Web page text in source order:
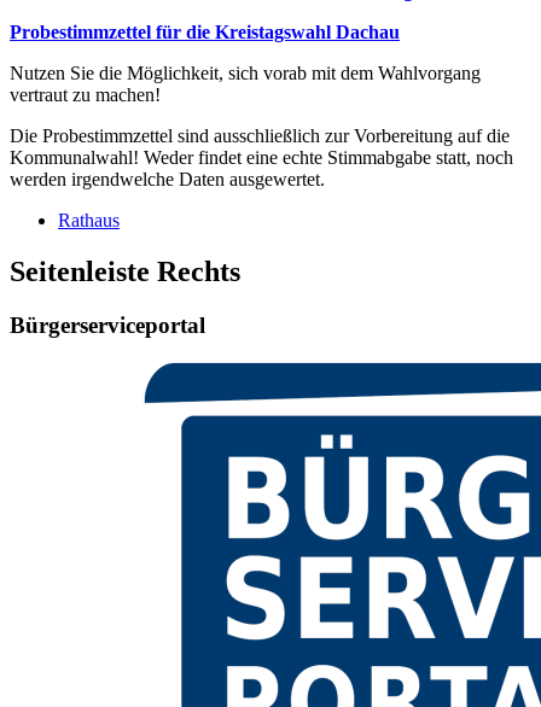
Probestimmzettel für die Kreistagswahl Dachau
Nutzen Sie die Möglichkeit, sich vorab mit dem Wahlvorgang
vertraut zu machen!
Die Probestimmzettel sind ausschließlich zur Vorbereitung auf die
Kommunalwahl! Weder findet eine echte Stimmabgabe statt, noch
werden irgendwelche Daten ausgewertet.
Rathaus
Seitenleiste Rechts
Bürgerserviceportal